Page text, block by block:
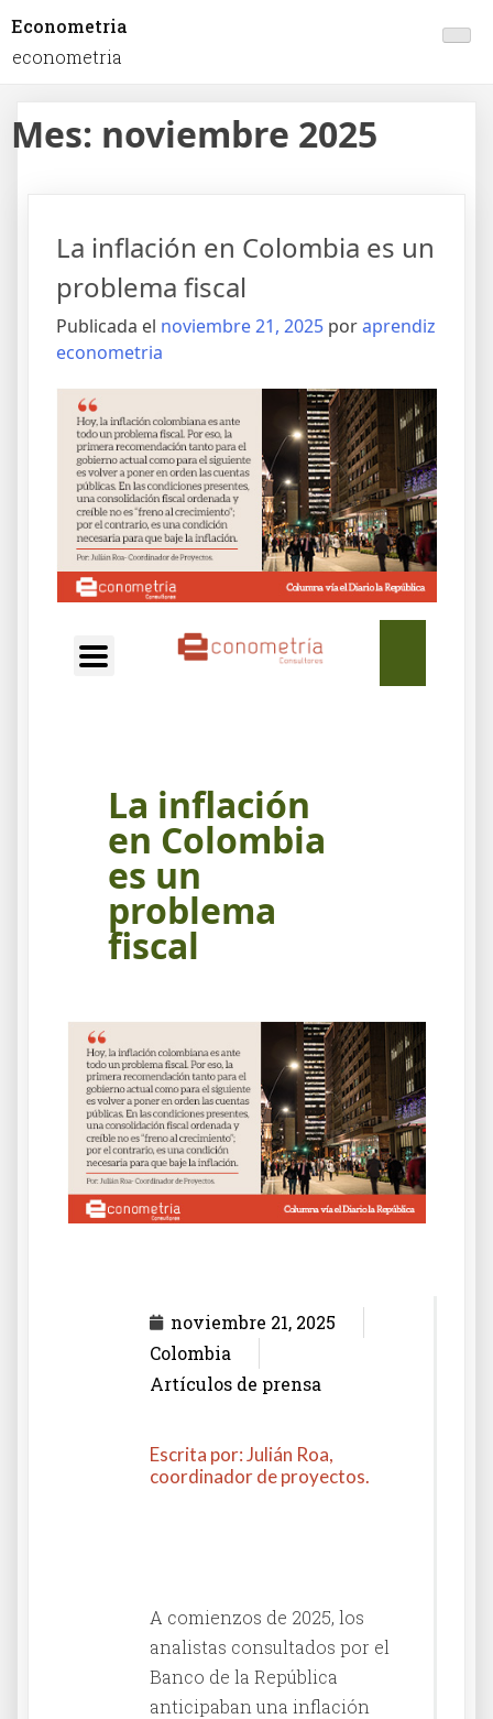
Econometria
econometria
Mes: noviembre 2025
La inflación en Colombia es un
problema fiscal
Publicada el noviembre 21, 2025 poraprendiz
econometria
La inflación
en Colombia
es un
problema
fiscal
noviembre 21, 2025
Colombia
Artículos de prensa
Escrita por: Julián Roa,
coordinador de proyectos.
A comienzos de 2025, los
analistas consultados por el
Banco de la República
anticipaban una inflación